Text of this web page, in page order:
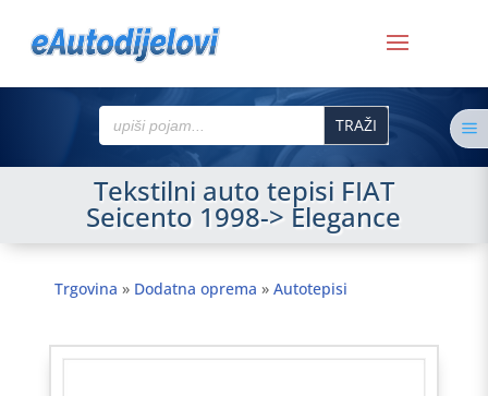
Search
for:
Tekstilni auto tepisi FIAT
Seicento 1998-> Elegance
Trgovina » Dodatna oprema » Autotepisi
a